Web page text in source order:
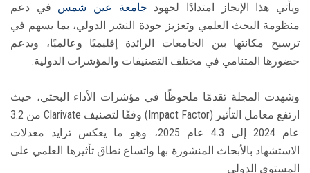
ويأتي هذا الإنجاز امتدادًا لجهود جامعة عين شمس في دعم
منظومة البحث العلمي وتعزيز جودة النشر الدولي، بما يسهم في
ترسيخ مكانتها بين الجامعات الرائدة إقليميًا وعالميًا، ويدعم
حضورها المتنامي في مختلف التصنيفات والمؤشرات الدولية.
وشهدت المجلة تقدمًا ملحوظًا في مؤشرات الأداء البحثي، حيث
ارتفع معامل التأثير (Impact Factor) وفقًا لتصنيف Clarivate من 3.2
عام 2024 إلى 4.3 عام 2025، وهو ما يعكس تزايد معدلات
الاستشهاد بالأبحاث المنشورة بها واتساع نطاق تأثيرها العلمي على
المستوى الدولي.